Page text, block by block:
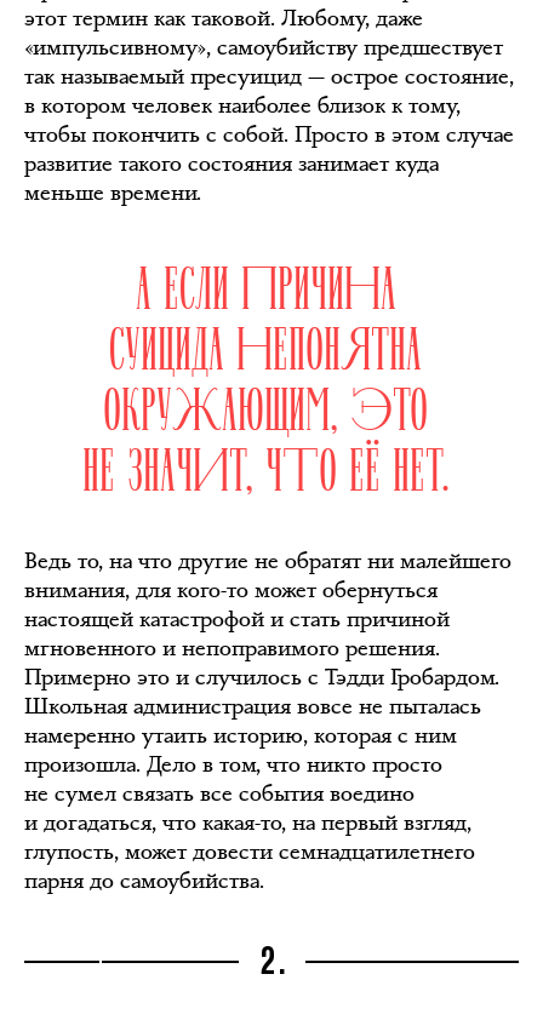
этот термин как таковой. Любому, даже
«импульсивному», самоубийству предшествует
так называемый пресуицид — острое состояние,
в котором человек наиболее близок к тому,
чтобы покончить с собой. Просто в этом случае
развитие такого состояния занимает куда
меньше времени.
А ЕСЛИ ПРИЧИНА
СУИЦИДА НЕПОНЯТНА
ОКРУЖАЮЩИМ, ЭТО
НЕ ЗНАЧИТ, ЧТО ЕЁ НЕТ.
Ведь то, на что другие не обратят ни малейшего
внимания, для кого-то может обернуться
настоящей катастрофой и стать причиной
мгновенного и непоправимого решения.
Примерно это и случилось с Тэдди Гробардом.
Школьная администрация вовсе не пыталась
намеренно утаить историю, которая с ним
произошла. Дело в том, что никто просто
не сумел связать все события воедино
и догадаться, что какая-то, на первый взгляд,
глупость, может довести семнадцатилетнего
парня до самоубийства.
2.